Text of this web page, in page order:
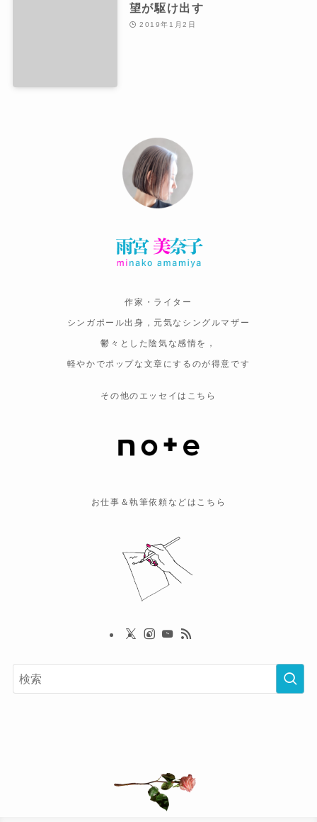
望が駆け出す
2019年1月2日
作家・ライター
シンガポール出身，元気なシングルマザー
鬱々とした陰気な感情を，
軽やかでポップな文章にするのが得意です
その他のエッセイはこちら
お仕事＆執筆依頼などはこちら